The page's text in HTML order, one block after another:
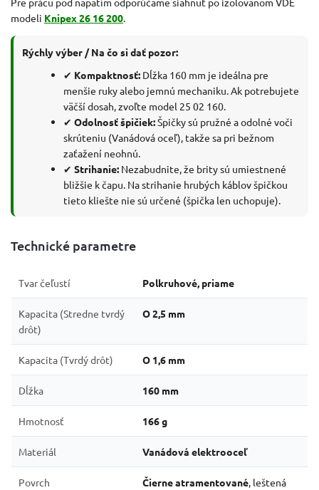
modeli Knipex 26 16 200.
Rýchly výber / Na čo si dať pozor:
✔ Kompaktnosť: Dĺžka 160 mm je ideálna pre
menšie ruky alebo jemnú mechaniku. Ak potrebujete
väčší dosah, zvoľte model 25 02 160.
✔ Odolnosť špičiek:Špičky sú pružné a odolné voči
skrúteniu (Vanádová oceľ), takže sa pri bežnom
zaťažení neohnú.
✔ Strihanie: Nezabudnite, že brity sú umiestnené
bližšie k čapu. Na strihanie hrubých káblov špičkou
tieto kliešte nie sú určené (špička len uchopuje).
Technické parametre
Tvar čeľustí Polkruhové, priame
Kapacita (Stredne tvrdý
drôt)
O 2,5 mm
Kapacita (Tvrdý drôt) O 1,6 mm
Dĺžka 160 mm
Hmotnosť 166 g
Materiál Vanádová elektrooceľ
Povrch Čierne atramentované, leštená